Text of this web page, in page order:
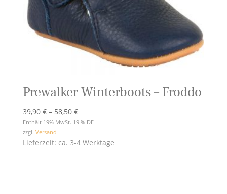
Prewalker Winterboots – Froddo
39,90 € – 58,50 €Preisspanne:
39,90 €
58,50 €
Enthält 19% MwSt. 19 % DE
zzgl. Versand
Lieferzeit: ca. 3-4 Werktage